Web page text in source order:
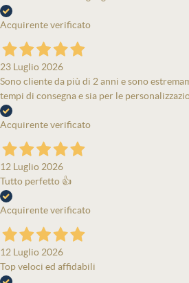
Acquirente verificato
23 Luglio 2026
Sono cliente da più di 2 anni e sono
tempi di consegna e sia per le
Acquirente verificato
12 Luglio 2026
Tutto perfetto 👍
Acquirente verificato
12 Luglio 2026
Top veloci ed affidabili